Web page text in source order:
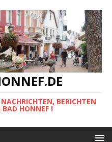
BERICHTEN
BAD HONNEF !